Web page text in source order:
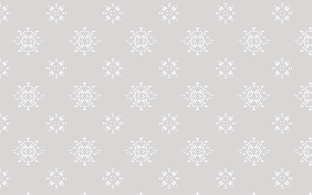
الحسين مزرد صانع ملحمة
أنزران ومرعب البوليساريو الذي
بمكناس
من حفل تخرج الفوج الـ 61 للسلك